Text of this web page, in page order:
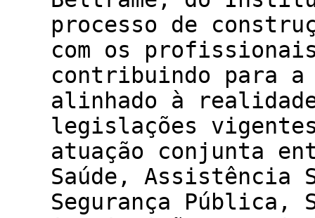
processo de
com os
contribuindo para a
alinhado à
legislações
atuação conjunta
Saúde, Assistência
Segurança Pública,